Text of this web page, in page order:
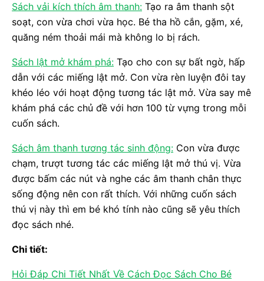
Sách vải kích thích âm thanh: Tạo ra âm thanh sột
soạt, con vừa chơi vừa học. Bé tha hồ cắn, gặm, xé,
quăng ném thoải mái mà không lo bị rách.
Sách lật mở khám phá: Tạo cho con sự bất ngờ, hấp
dẫn với các miếng lật mở. Con vừa rèn luyện đôi tay
khéo léo với hoạt động tương tác lật mở. Vừa say mê
khám phá các chủ đề với hơn 100 từ vựng trong mỗi
cuốn sách.
Sách âm thanh tương tác sinh động: Con vừa được
chạm, trượt tương tác các miếng lật mở thú vị. Vừa
được bấm các nút và nghe các âm thanh chân thực
sống động nên con rất thích. Với những cuốn sách
thú vị này thì em bé khó tính nào cũng sẽ yêu thích
đọc sách nhé.
Chi tiết:
Hỏi Đáp Chi Tiết Nhất Về Cách Đọc Sách Cho Bé